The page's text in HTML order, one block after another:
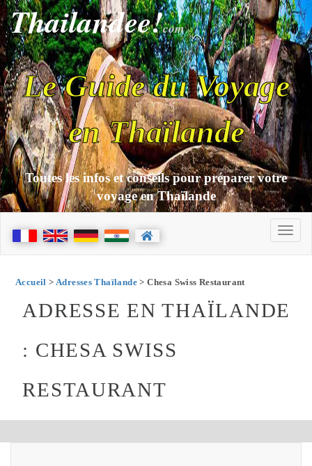
Thailandee!com
Le Guide du Voyage
en Thaïlande
Toutes les infos et conseils pour préparer votre
voyage en Thaïlande
Accueil > Adresses Thaïlande > Chesa Swiss Restaurant
ADRESSE EN THAÏLANDE
: CHESA SWISS
RESTAURANT